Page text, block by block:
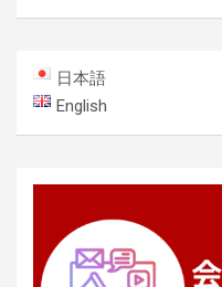
ー
シ
ョ
ン
日本語
English